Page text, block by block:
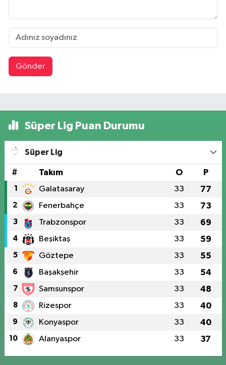
Gönder
Süper Lig Puan Durumu
Süper Lig
# Takım O P
1 Galatasaray 33 77
2 Fenerbahçe 33 73
3 Trabzonspor 33 69
4 Beşiktaş 33 59
5 Göztepe 33 55
6 Başakşehir 33 54
7 Samsunspor 33 48
8 Rizespor 33 40
9 Konyaspor 33 40
10 Alanyaspor 33 37